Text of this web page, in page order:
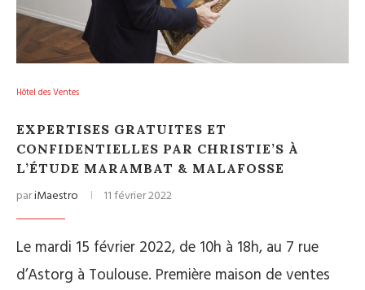
Hôtel des Ventes
EXPERTISES GRATUITES ET
CONFIDENTIELLES PAR CHRISTIE’S À
L’ÉTUDE MARAMBAT & MALAFOSSE
pariMaestro 11 février 2022
Le mardi 15 février 2022, de 10h à 18h, au 7 rue
d’Astorg à Toulouse. Première maison de ventes